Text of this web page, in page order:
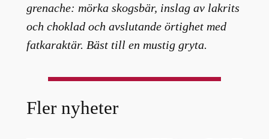
grenache: mörka skogsbär, inslag av lakrits
och choklad och avslutande örtighet med
fatkaraktär. Bäst till en mustig gryta.
Fler nyheter